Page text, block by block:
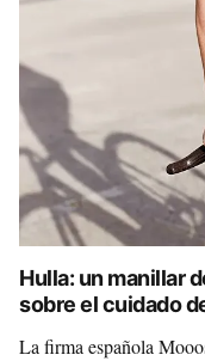
Hulla: un manillar
sobre el cuidado
La firma española